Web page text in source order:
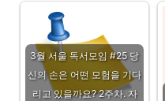
3월 서울 독서모임 #25 당
신의 손은 어떤 모험을 기다
리고 있을까요? 2주차. 자